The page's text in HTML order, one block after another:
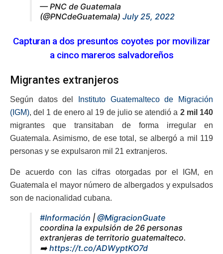
— PNC de Guatemala
(@PNCdeGuatemala) July 25, 2022
Capturan a dos presuntos coyotes por movilizar
a cinco mareros salvadoreños
Migrantes extranjeros
Según datos del
Instituto Guatemalteco de Migración
(IGM), del 1 de enero al 19 de julio se atendió a 2 mil 140
migrantes que transitaban de forma irregular en
Guatemala. Asimismo, de ese total, se albergó a mil 119
personas y se expulsaron mil 21 extranjeros.
De acuerdo con las cifras otorgadas por el IGM, en
Guatemala el mayor número de albergados y expulsados
son de nacionalidad cubana.
#Información | @MigracionGuate
coordina la expulsión de 26 personas
extranjeras de territorio guatemalteco.
➡️ https://t.co/ADWyptKO7d